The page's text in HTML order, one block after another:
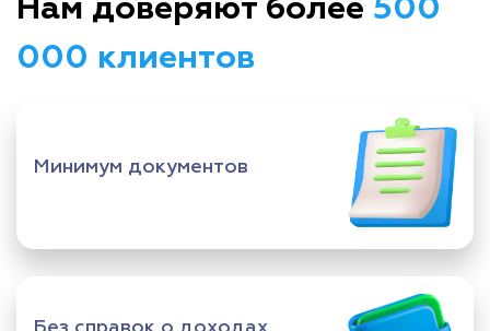
Нам доверяют более 500
000 клиентов
Минимум документов